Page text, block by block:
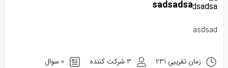
sadsadsa
asdsad
زمان تقریبی 231 3 شرکت کننده 0 سوال